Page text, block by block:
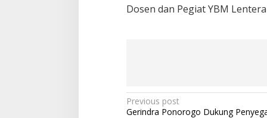
Dosen dan Pegiat YBM
P
Previous post
Gerindra Ponorogo Dukung